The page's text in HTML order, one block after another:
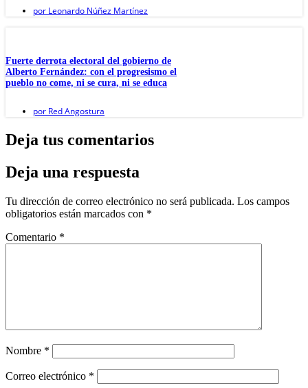
por Leonardo Núñez Martínez
Fuerte derrota electoral del gobierno de
Alberto Fernández: con el progresismo el
pueblo no come, ni se cura, ni se educa
por Red Angostura
Deja tus comentarios
Deja una respuesta
Tu dirección de correo electrónico no será publicada. Los campos
obligatorios están marcados con *
Comentario *
Nombre *
Correo electrónico *